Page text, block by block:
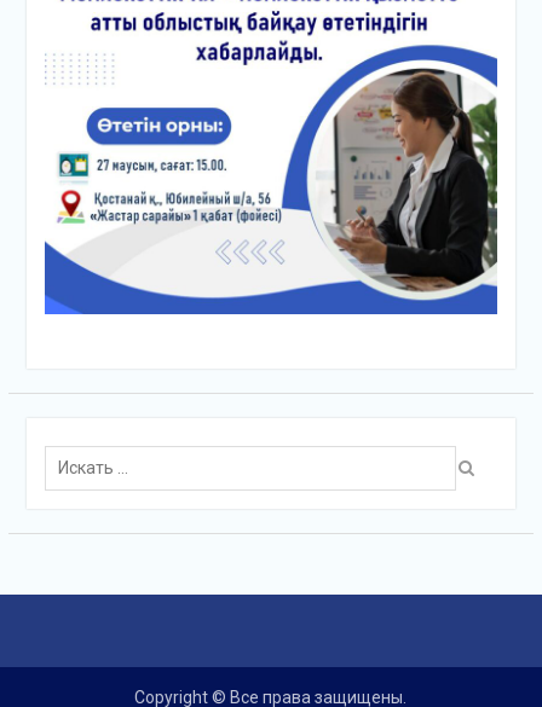
Поиск
для:
Copyright © Все права защищены.